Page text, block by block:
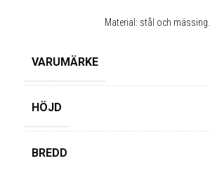
Material: stål och mässing.
VARUMÄRKE
HÖJD
BREDD